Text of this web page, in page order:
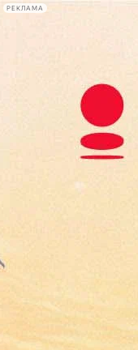
РЕКЛАМА
Сегодня:
2026.08.08
00:07
Афиша Plus